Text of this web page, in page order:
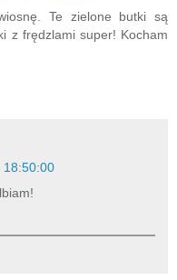
Te zielone butki są
z frędzlami super! Kocham
18:50:00